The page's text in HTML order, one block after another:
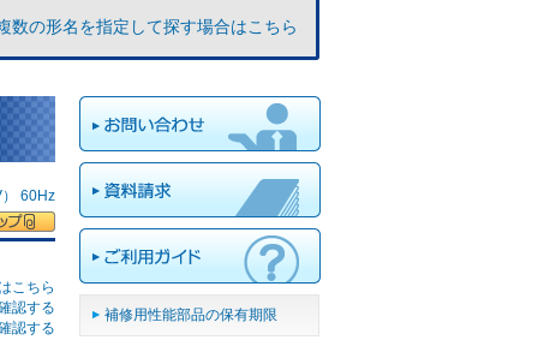
数の形名を指定して探す場合はこちら
60Hz
こちら
認する
認する
補修用性能部品の保有期限